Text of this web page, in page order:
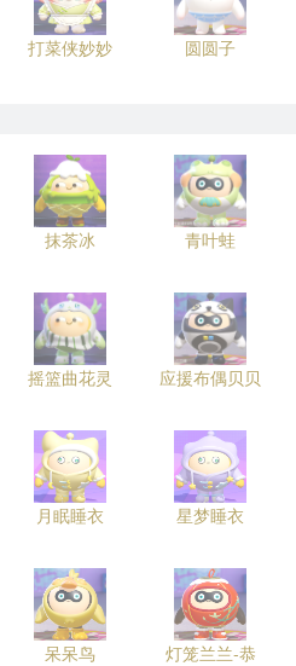
打菜侠妙妙 圆圆子
抹茶冰 青叶蛙
摇篮曲花灵 应援布偶贝贝
月眠睡衣 星梦睡衣
呆呆鸟 灯笼兰兰-恭